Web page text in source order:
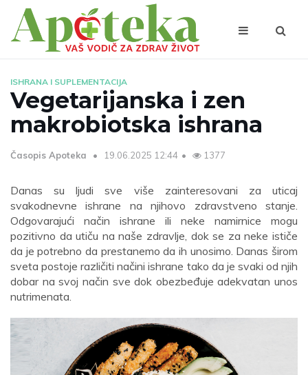
ISHRANA I SUPLEMENTACIJA
Vegetarijanska i zen
makrobiotska ishrana
Časopis Apoteka 19.06.2025 12:44 1377
Danas su ljudi sve više zainteresovani za uticaj
svakodnevne ishrane na njihovo zdravstveno stanje.
Odgovarajući način ishrane ili neke namirnice mogu
pozitivno da utiču na naše zdravlje, dok se za neke ističe
da je potrebno da prestanemo da ih unosimo. Danas širom
sveta postoje različiti načini ishrane tako da je svaki od njih
dobar na svoj način sve dok obezbeđuje adekvatan unos
nutrimenata.